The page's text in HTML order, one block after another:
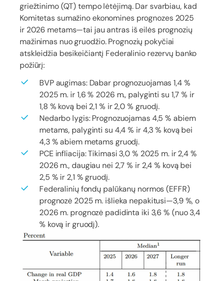
griežtinimo (QT) tempo lėtėjimą. Dar svarbiau, kad
Komitetas sumažino ekonomines prognozes 2025
ir 2026 metams—tai jau antras iš eilės prognozių
mažinimas nuo gruodžio. Prognozių pokyčiai
atskleidžia besikeičiantį Federalinio rezervų banko
požiūrį:
BVP augimas: Dabar prognozuojamas 1,4 %
2025 m. ir 1,6 % 2026 m., palyginti su 1,7 % ir
1,8 % kovą bei 2,1 % ir 2,0 % gruodį.
Nedarbo lygis: Prognozuojamas 4,5 % abiem
metams, palyginti su 4,4 % ir 4,3 % kovą bei
4,3 % abiem metams gruodį.
PCE infliacija: Tikimasi 3,0 % 2025 m. ir 2,4 %
2026 m., daugiau nei 2,7 % ir 2,4 % kovą bei
2,5 % ir 2,1 % gruodį.
Federalinių fondų palūkanų normos (EFFR)
prognozė 2025 m. išlieka nepakitusi—3,9 %, o
2026 m. prognozė padidinta iki 3,6 % (nuo 3,4
% kovą ir gruodį).